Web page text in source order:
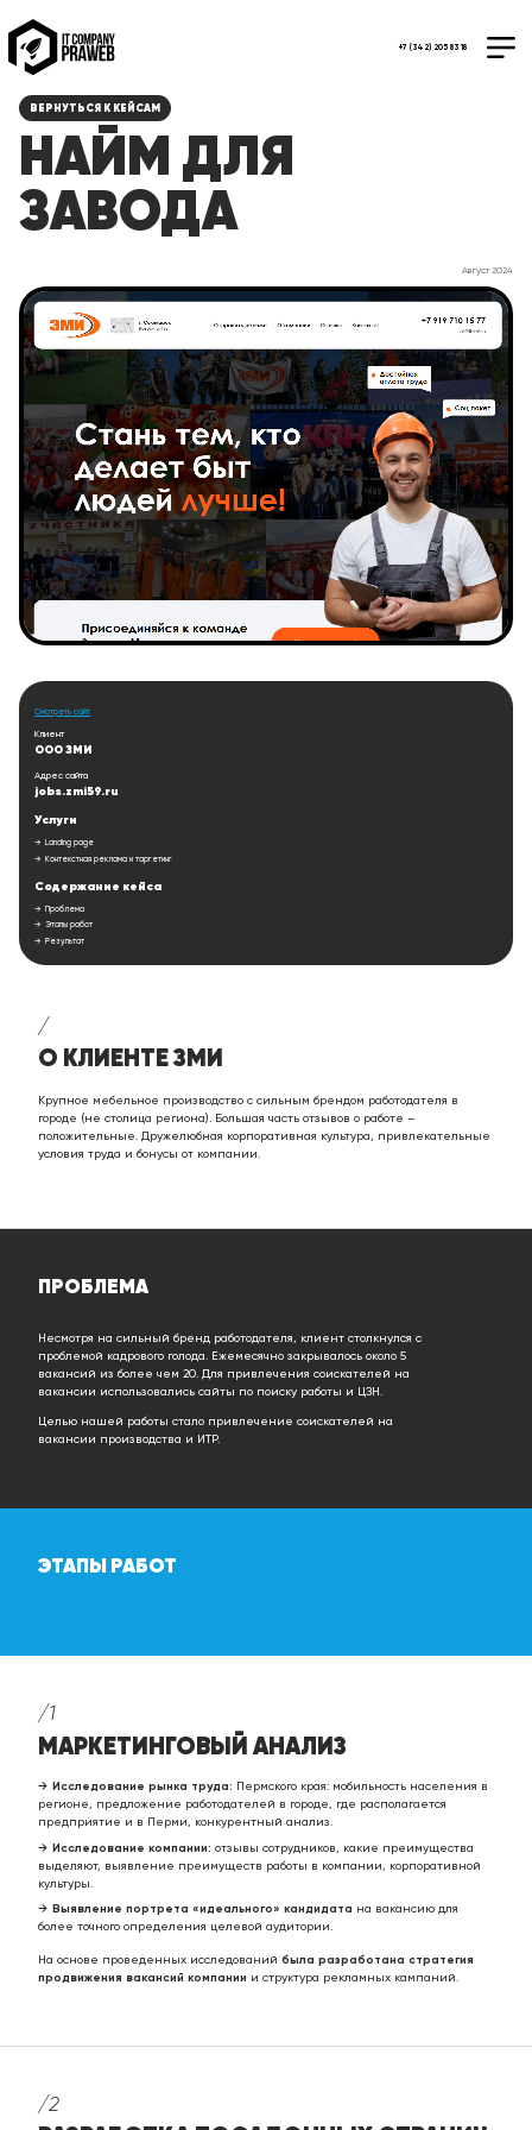
+7 (342) 205 83 18
ВЕРНУТЬСЯ К КЕЙСАМ
НАЙМ ДЛЯ
ЗАВОДА
Август 2024
Смотреть сайт
Клиент
ООО ЗМИ
Адрес сайта
jobs.zmi59.ru
Услуги
Landing page
Контекстная реклама и таргетинг
Содержание кейса
Проблема
Этапы работ
Результат
/
О КЛИЕНТЕ ЗМИ
Крупное мебельное производство с сильным брендом работодателя в
городе (не столица региона). Большая часть отзывов о работе –
положительные. Дружелюбная корпоративная культура, привлекательные
условия труда и бонусы от компании.
ПРОБЛЕМА
Несмотря на сильный бренд работодателя, клиент столкнулся с
проблемой кадрового голода. Ежемесячно закрывалось около 5
вакансий из более чем 20. Для привлечения соискателей на
вакансии использовались сайты по поиску работы и ЦЗН.
Целью нашей работы стало привлечение соискателей на
вакансии производства и ИТР.
ЭТАПЫ РАБОТ
/1
МАРКЕТИНГОВЫЙ АНАЛИЗ
Исследование рынка труда: Пермского края: мобильность населения в
регионе, предложение работодателей в городе, где располагается
предприятие и в Перми, конкурентный анализ.
Исследование компании: отзывы сотрудников, какие преимущества
выделяют, выявление преимуществ работы в компании, корпоративной
культуры.
Выявление портрета «идеального» кандидата на вакансию для
более точного определения целевой аудитории.
На основе проведенных исследований была разработана стратегия
продвижения вакансий компании и структура рекламных кампаний.
/2